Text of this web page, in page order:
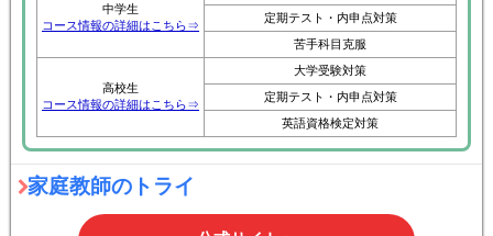
中学生
コース情報の詳細はこちら⇒
定期テスト・内申点対策
苦手科目克服
高校生
コース情報の詳細はこちら⇒
大学受験対策
定期テスト・内申点対策
英語資格検定対策
家庭教師のトライ